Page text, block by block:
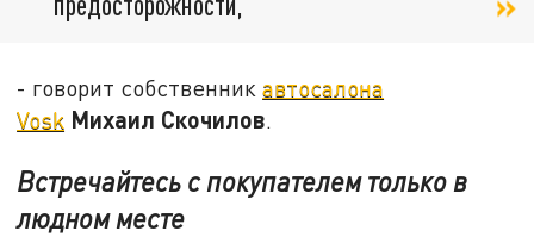
- говорит собственникавтосалона
Vosk Михаил Скочилов.
Встречайтесь с покупателем только в
людном месте